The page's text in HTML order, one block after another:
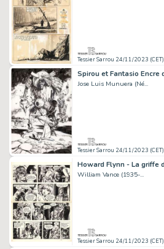
Tessier Sarrou 24/11/2023 (CET)
Jose Luis Munuera (Né...
Tessier Sarrou 24/11/2023 (CET)
William Vance (1935-...
Tessier Sarrou 24/11/2023 (CET)